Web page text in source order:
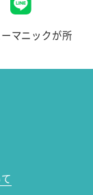
マニックが所